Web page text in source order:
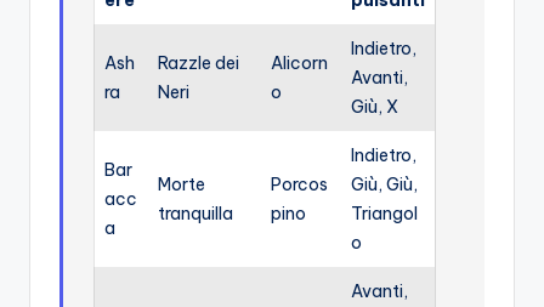
Ash
ra
Razzle dei
Neri
Alicorn
o
Indietro,
Avanti,
Giù, X
Bar
acc
a
Morte
tranquilla
Porcos
pino
Indietro,
Giù, Giù,
Triangol
o
Avanti,